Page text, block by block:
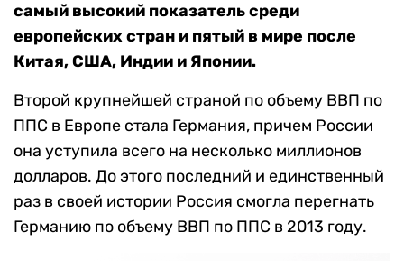
самый высокий показатель среди
европейских стран и пятый в мире после
Китая, США, Индии и Японии.
Второй крупнейшей страной по объему ВВП по
ППС в Европе стала Германия, причем России
она уступила всего на несколько миллионов
долларов. До этого последний и единственный
раз в своей истории Россия смогла перегнать
Германию по объему ВВП по ППС в 2013 году.